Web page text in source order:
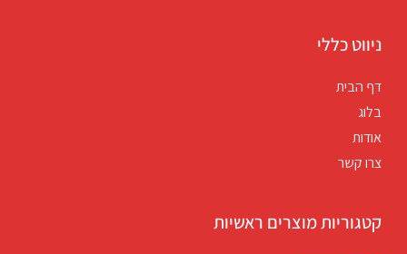
ניווט כללי
דף הבית
בלוג
אודות
צרו קשר
קטגוריות מוצרים ראשיות